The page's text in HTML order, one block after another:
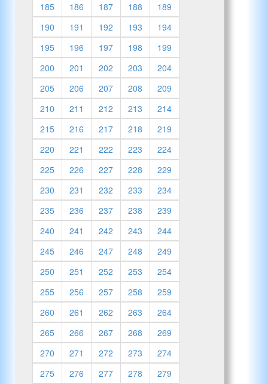
185
186 187 188
189
190
191 192 193
194
195
196 197 198
199
200
201 202 203
204
205
206 207 208
209
210
211 212 213
214
215
216 217 218
219
220
221 222 223
224
225
226 227 228
229
230
231 232 233
234
235
236 237 238
239
240
241 242 243
244
245
246 247 248
249
250
251 252 253
254
255
256 257 258
259
260
261 262 263
264
265
266 267 268
269
270
271 272 273
274
275
276 277 278
279